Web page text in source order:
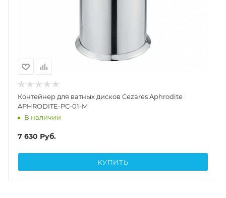
Контейнер для ватных дисков Cezares Aphrodite
APHRODITE-PC-01-M
В наличии
7 630 Руб.
КУПИТЬ